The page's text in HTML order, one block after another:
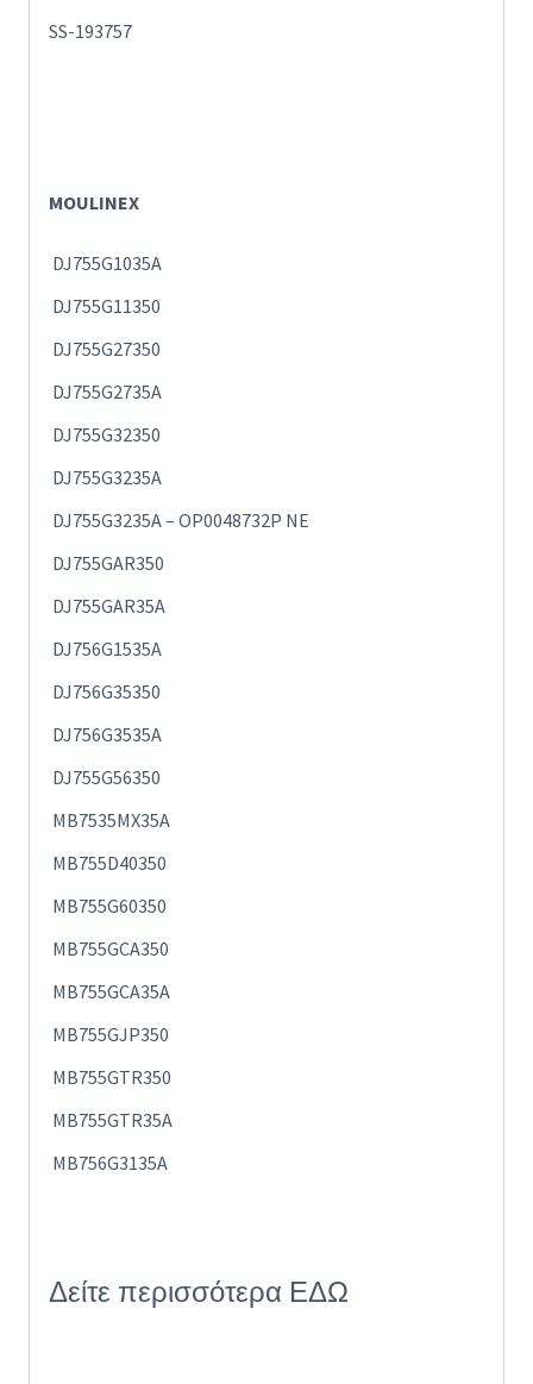
SS-193757
MOULINEX
DJ755G1035A
DJ755G11350
DJ755G27350
DJ755G2735A
DJ755G32350
DJ755G3235A
DJ755G3235A – OP0048732P NE
DJ755GAR350
DJ755GAR35A
DJ756G1535A
DJ756G35350
DJ756G3535A
DJ755G56350
MB7535MX35A
MB755D40350
MB755G60350
MB755GCA350
MB755GCA35A
MB755GJP350
MB755GTR350
MB755GTR35A
MB756G3135A
Δείτε περισσότερα ΕΔΩ